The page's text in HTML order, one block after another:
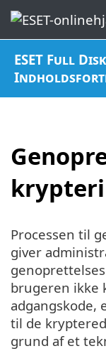
ESET Full
Processen til
giver
brugeren ikke
adgangskode,
til de
grund af et